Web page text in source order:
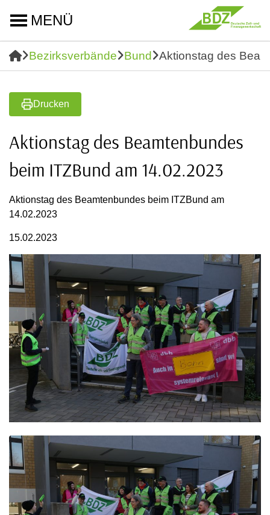
MENÜ
Bezirksverbände Bund Aktionstag des
Drucken
Aktionstag des Beamtenbundes
beim ITZBund am 14.02.2023
Aktionstag des Beamtenbundes beim ITZBund am
14.02.2023
15.02.2023